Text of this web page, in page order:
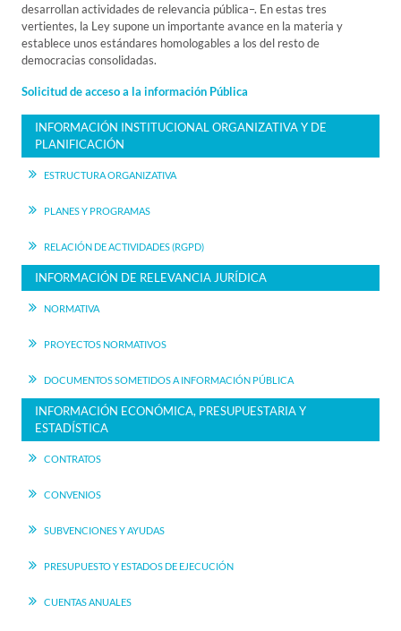
desarrollan actividades de relevancia pública–. En estas tres
vertientes, la Ley supone un importante avance en la materia y
establece unos estándares homologables a los del resto de
democracias consolidadas.
Solicitud de acceso a la información Pública
INFORMACIÓN INSTITUCIONAL ORGANIZATIVA Y DE
PLANIFICACIÓN
ESTRUCTURA ORGANIZATIVA
PLANES Y PROGRAMAS
RELACIÓN DE ACTIVIDADES (RGPD)
INFORMACIÓN DE RELEVANCIA JURÍDICA
NORMATIVA
PROYECTOS NORMATIVOS
DOCUMENTOS SOMETIDOS A INFORMACIÓN PÚBLICA
INFORMACIÓN ECONÓMICA, PRESUPUESTARIA Y
ESTADÍSTICA
CONTRATOS
CONVENIOS
SUBVENCIONES Y AYUDAS
PRESUPUESTO Y ESTADOS DE EJECUCIÓN
CUENTAS ANUALES